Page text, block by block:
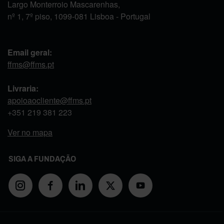
Largo Monterroio Mascarenhas,
nº 1, 7º piso, 1099-081 Lisboa - Portugal
Email geral:
ffms@ffms.pt
Livraria:
apoioaocliente@ffms.pt
+351 219 381 223
Ver no mapa
SIGA A FUNDAÇÃO